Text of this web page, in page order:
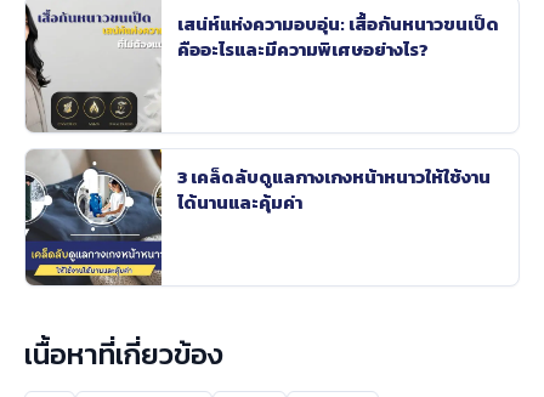
เสน่ห์แห่งความอบอุ่น: เสื้อกันหนาวขนเป็ด
คืออะไรและมีความพิเศษอย่างไร?
3 เคล็ดลับดูแลกางเกงหน้าหนาวให้ใช้งาน
ได้นานและคุ้มค่า
เนื้อหาที่เกี่ยวข้อง